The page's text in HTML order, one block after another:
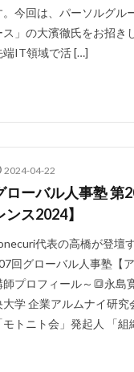
。今回は、パーソルグル
ス」の大濱徹氏をお招き
端IT領域で活 […]
2024-04-22
ローバル人事塾 第
ンス2024】
代表の高橋が登壇
回グローバル人事塾【
師プロフィール～🔳永島
大学 企業アルムナイ研究
モトニト会」発起人 「組